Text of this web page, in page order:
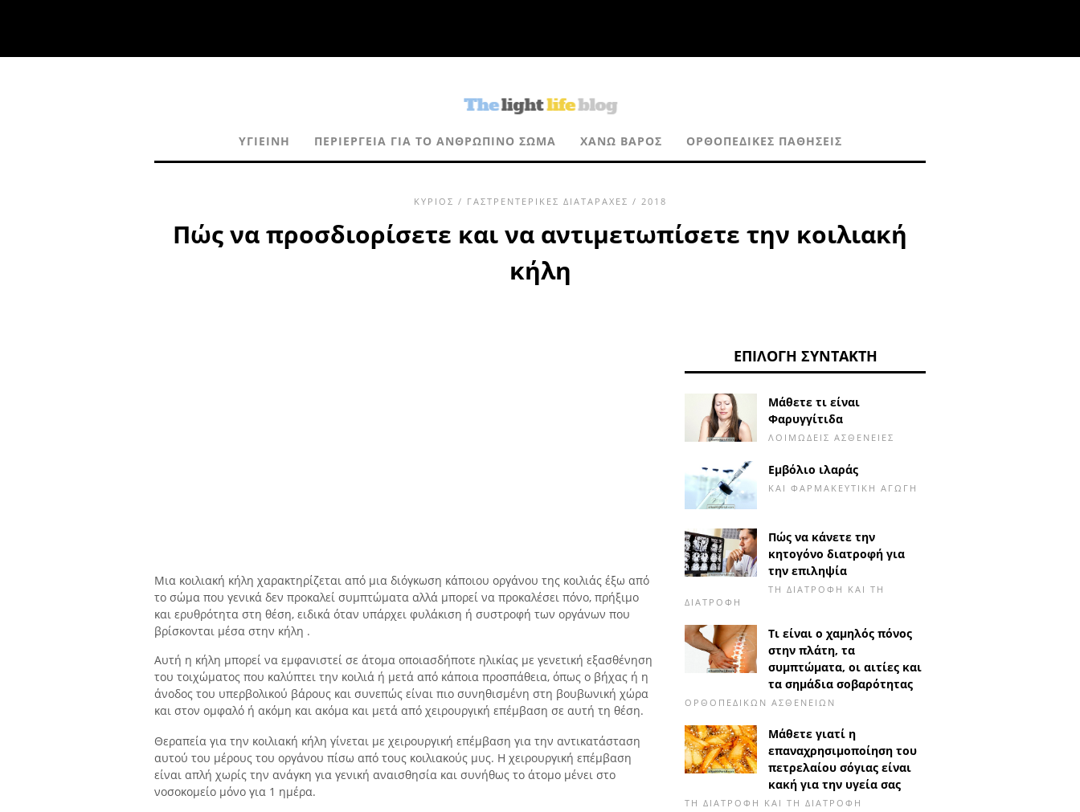
ΥΓΙΕΙΝΉ ΠΕΡΙΈΡΓΕΙΑ ΓΙΑ ΤΟ ΑΝΘΡΏΠΙΝΟ ΣΏΜΑ ΧΆΝΩ ΒΆΡΟΣ ΟΡΘΟΠΕΔΙΚΈΣ ΠΑΘΉΣΕΙΣ
ΚΎΡΙΟΣ / ΓΑΣΤΡΕΝΤΕΡΙΚΈΣ ΔΙΑΤΑΡΑΧΈΣ / 2018
Πώς να προσδιορίσετε και να αντιμετωπίσετε την κοιλιακή
κήλη
Μια κοιλιακή κήλη χαρακτηρίζεται από μια διόγκωση κάποιου οργάνου της κοιλιάς έξω από
το σώμα που γενικά δεν προκαλεί συμπτώματα αλλά μπορεί να προκαλέσει πόνο, πρήξιμο
και ερυθρότητα στη θέση, ειδικά όταν υπάρχει φυλάκιση ή συστροφή των οργάνων που
βρίσκονται μέσα στην κήλη .
Αυτή η κήλη μπορεί να εμφανιστεί σε άτομα οποιασδήποτε ηλικίας με γενετική εξασθένηση
του τοιχώματος που καλύπτει την κοιλιά ή μετά από κάποια προσπάθεια, όπως ο βήχας ή η
άνοδος του υπερβολικού βάρους και συνεπώς είναι πιο συνηθισμένη στη βουβωνική χώρα
και στον ομφαλό ή ακόμη και ακόμα και μετά από χειρουργική επέμβαση σε αυτή τη θέση.
Θεραπεία για την κοιλιακή κήλη γίνεται με χειρουργική επέμβαση για την αντικατάσταση
αυτού του μέρους του οργάνου πίσω από τους κοιλιακούς μυς. Η χειρουργική επέμβαση
είναι απλή χωρίς την ανάγκη για γενική αναισθησία και συνήθως το άτομο μένει στο
νοσοκομείο μόνο για 1 ημέρα.
ΕΠΙΛΟΓΉ ΣΥΝΤΆΚΤΗ
Μάθετε τι είναι
Φαρυγγίτιδα
ΛΟΙΜΏΔΕΙΣ ΑΣΘΈΝΕΙΕΣ
Εμβόλιο ιλαράς
ΚΑΙ ΦΑΡΜΑΚΕΥΤΙΚΉ ΑΓΩΓΉ
Πώς να κάνετε την
κητογόνο διατροφή για
την επιληψία
ΤΗ ΔΙΑΤΡΟΦΉ ΚΑΙ ΤΗ
ΔΙΑΤΡΟΦΉ
Τι είναι ο χαμηλός πόνος
στην πλάτη, τα
συμπτώματα, οι αιτίες και
τα σημάδια σοβαρότητας
ΟΡΘΟΠΕΔΙΚΏΝ ΑΣΘΕΝΕΙΏΝ
Μάθετε γιατί η
επαναχρησιμοποίηση του
πετρελαίου σόγιας είναι
κακή για την υγεία σας
ΤΗ ΔΙΑΤΡΟΦΉ ΚΑΙ ΤΗ ΔΙΑΤΡΟΦΉ